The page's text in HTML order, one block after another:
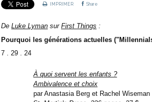
IMPRIMER Share
De Luke Lyman sur First Things :
Pourquoi les générations actuelles
7 . 29 . 24
À quoi servent les enfants ?
Ambivalence et choix
par Anastasia Berg et Rachel Wiseman